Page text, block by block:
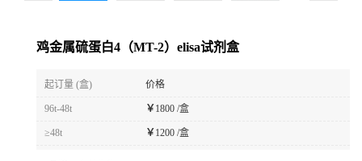
鸡金属硫蛋白4（MT-2）elisa试剂盒
起订量 (盒) 价格
96t-48t ￥ 1800 /盒
≥48t ￥ 1200 /盒